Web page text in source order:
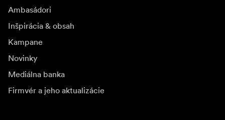
Ambasádori
Inšpirácia & obsah
Kampane
Novinky
Mediálna banka
Firmvér a jeho aktualizácie